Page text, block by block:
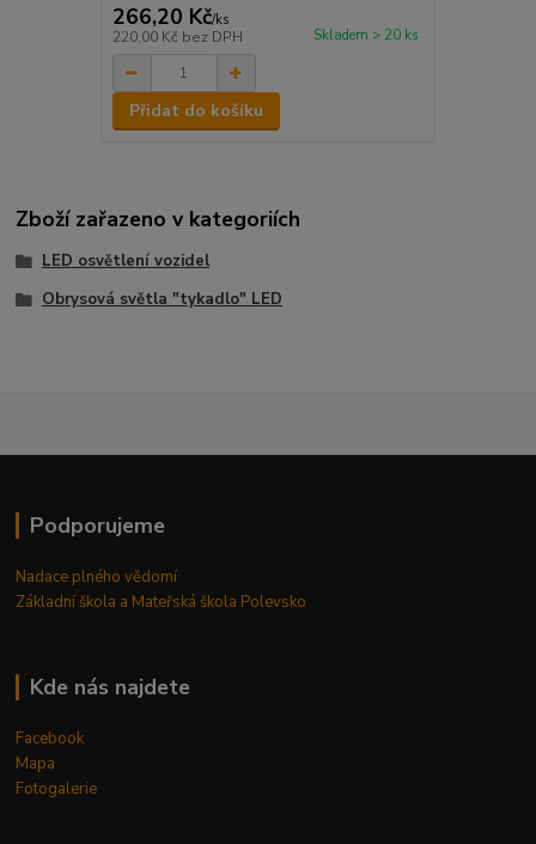
266,20 Kč/ks
220,00 Kč bez DPH Skladem > 20 ks
Přidat do košíku
Zboží zařazeno v kategoriích
LED osvětlení vozidel
Obrysová světla "tykadlo" LED
Podporujeme
Nadace plného vědomí
Základní škola a Mateřská škola Polevsko
Kde nás najdete
Facebook
Mapa
Fotogalerie